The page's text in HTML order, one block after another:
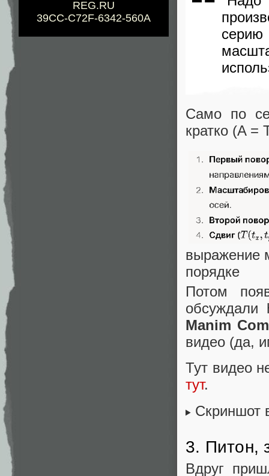
REG.RU
39CC-C72F-6342-560A
серию
Само по
кратко (A =
выражение
порядке
Потом
обсуждали
Manim
видео (да,
Тут видео
тут.
Скриншот
3. Питон,
Вдруг